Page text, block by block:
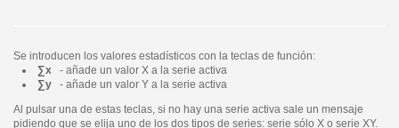
Se introducen los valores estadísticos con la teclas de función:
∑x - añade un valor X a la serie activa
∑y - añade un valor Y a la serie activa
Al pulsar una de estas teclas, si no hay una serie activa sale un mensaje
pidiendo que se elija uno de los dos tipos de series: serie sólo X o serie XY.